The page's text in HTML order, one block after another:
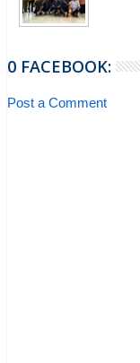
0 FACEBOOK:
Post a Comment